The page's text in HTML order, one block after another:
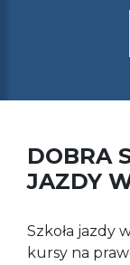
DOBRA
JAZDY
Szkoła jazdy
kursy na